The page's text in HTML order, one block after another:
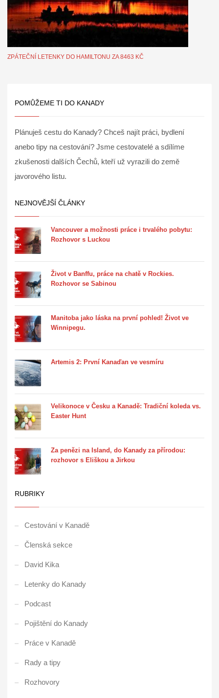
ZPÁTEČNÍ LETENKY DO HAMILTONU ZA 8463 KČ
POMŮŽEME TI DO KANADY
Plánuješ cestu do Kanady? Chceš najít práci, bydlení
anebo tipy na cestování? Jsme cestovatelé a sdílíme
zkušenosti dalších Čechů, kteří už vyrazili do země
javorového listu.
NEJNOVĚJŠÍ ČLÁNKY
Vancouver a možnosti práce i trvalého pobytu:
Rozhovor s Luckou
Život v Banffu, práce na chatě v Rockies.
Rozhovor se Sabinou
Manitoba jako láska na první pohled! Život ve
Winnipegu.
Artemis 2: První Kanaďan ve vesmíru
Velikonoce v Česku a Kanadě: Tradiční koleda vs.
Easter Hunt
Za penězi na Island, do Kanady za přírodou:
rozhovor s Eliškou a Jirkou
RUBRIKY
Cestování v Kanadě
Členská sekce
David Kika
Letenky do Kanady
Podcast
Pojištění do Kanady
Práce v Kanadě
Rady a tipy
Rozhovory